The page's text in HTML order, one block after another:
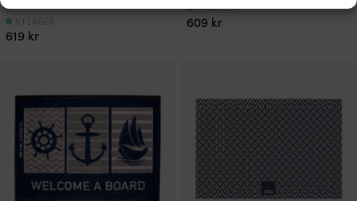
619 kr
8 I LAGER 609 kr
1 I LAGER